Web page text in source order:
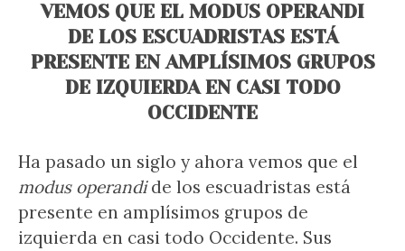
VEMOS QUE EL MODUS OPERANDI
DE LOS ESCUADRISTAS ESTÁ
PRESENTE EN AMPLÍSIMOS GRUPOS
DE IZQUIERDA EN CASI TODO
OCCIDENTE
Ha pasado un siglo y ahora vemos que el
modus operandide los escuadristas está
presente en amplísimos grupos de
izquierda en casi todo Occidente. Sus